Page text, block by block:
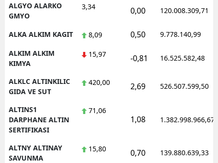
Kırıkkale
Batman
Bartın
ALGYO ALARKO
GMYO
3,34 0,00 120.008.309,71
ALKA ALKIM KAGIT 8,09 0,50 9.778.140,99
ALKIM ALKIM
KIMYA
15,97 -0,81 16.525.582,48
ALKLC ALTINKILIC
GIDA VE SUT
420,00 2,69 526.507.599,50
ALTINS1
DARPHANE ALTIN
SERTIFIKASI
71,06
1,08 1.382.998.966,67
ALTNY ALTINAY
SAVUNMA
15,80 0,70 139.880.639,33